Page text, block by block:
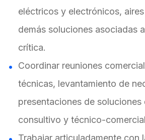
eléctricos y electrónicos,
demás soluciones asociadas
crítica.
Coordinar reuniones
técnicas, levantamiento de
presentaciones de
consultivo y técnico-
Trabajar articuladamente con